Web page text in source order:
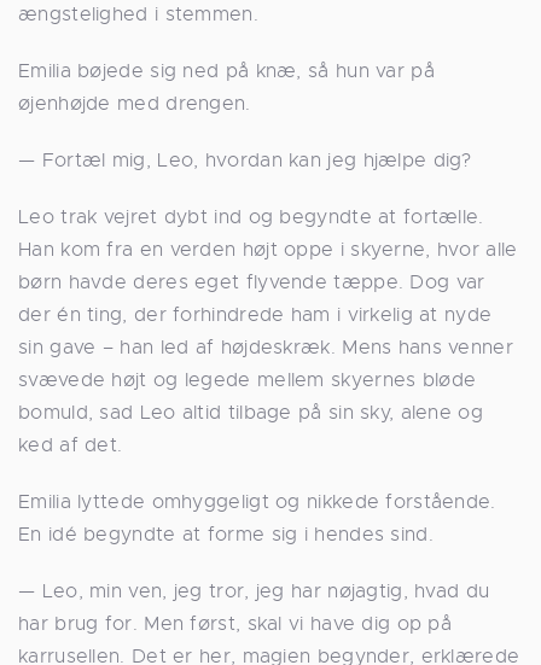
ængstelighed i stemmen.
Emilia bøjede sig ned på knæ, så hun var på
øjenhøjde med drengen.
— Fortæl mig, Leo, hvordan kan jeg hjælpe dig?
Leo trak vejret dybt ind og begyndte at fortælle.
Han kom fra en verden højt oppe i skyerne, hvor alle
børn havde deres eget flyvende tæppe. Dog var
der én ting, der forhindrede ham i virkelig at nyde
sin gave – han led af højdeskræk. Mens hans venner
svævede højt og legede mellem skyernes bløde
bomuld, sad Leo altid tilbage på sin sky, alene og
ked af det.
Emilia lyttede omhyggeligt og nikkede forstående.
En idé begyndte at forme sig i hendes sind.
— Leo, min ven, jeg tror, jeg har nøjagtig, hvad du
har brug for. Men først, skal vi have dig op på
karrusellen. Det er her, magien begynder, erklærede